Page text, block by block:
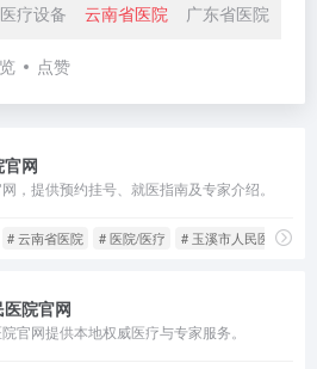
医疗设备 云南省医院 广东省医院
点赞
网
，提供预约挂号、就医指南及专家介绍。
# 云南省医院 # 医院/医疗 # 玉溪市人民医院挂号
院官网
官网提供本地权威医疗与专家服务。